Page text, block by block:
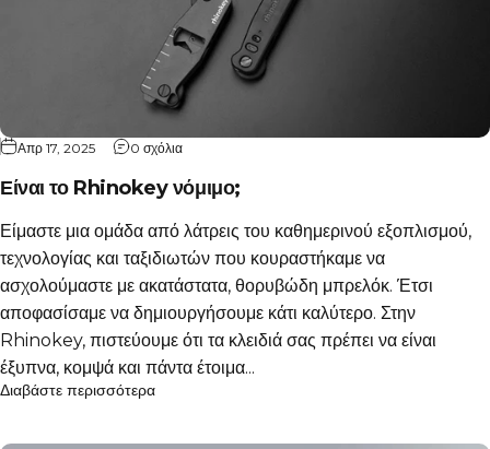
Απρ 17, 2025 0 σχόλια
Είναι το Rhinokey νόμιμο;
Είμαστε μια ομάδα από λάτρεις του καθημερινού εξοπλισμού,
τεχνολογίας και ταξιδιωτών που κουραστήκαμε να
ασχολούμαστε με ακατάστατα, θορυβώδη μπρελόκ. Έτσι
αποφασίσαμε να δημιουργήσουμε κάτι καλύτερο. Στην
Rhinokey, πιστεύουμε ότι τα κλειδιά σας πρέπει να είναι
έξυπνα, κομψά και πάντα έτοιμα...
Διαβάστε περισσότερα